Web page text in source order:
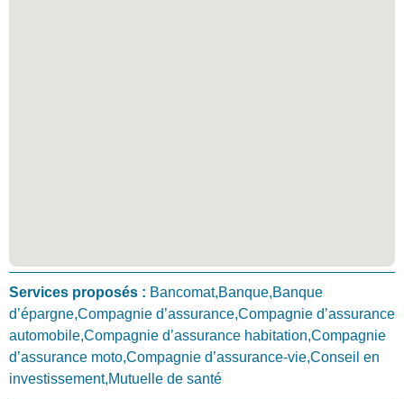
Services proposés : Bancomat,Banque,Banque
d’épargne,Compagnie d’assurance,Compagnie d’assurance
automobile,Compagnie d’assurance habitation,Compagnie
d’assurance moto,Compagnie d’assurance-vie,Conseil en
investissement,Mutuelle de santé